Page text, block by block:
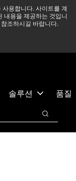
용합니다. 사이트를 계
내용을 제공하는 것입니
조하시길 바랍니다.
며, 모든 서비스는
읽어보기 →
솔루션
품질
검색